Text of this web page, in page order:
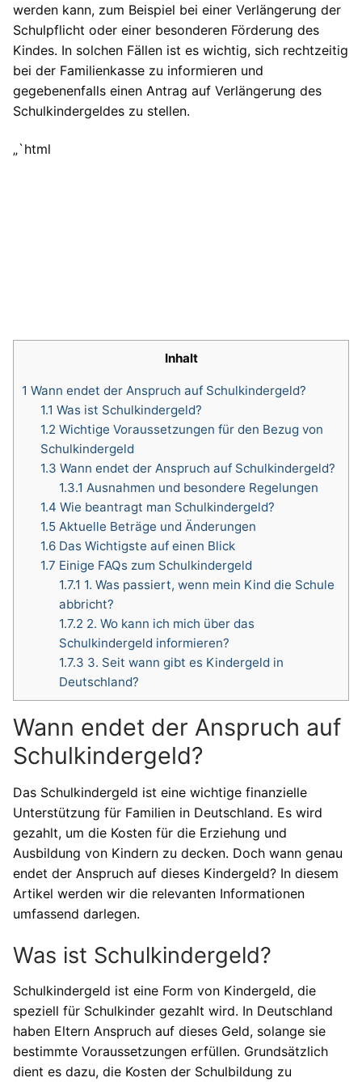
werden kann, zum Beispiel bei einer Verlängerung der
Schulpflicht oder einer besonderen Förderung des
Kindes. In solchen Fällen ist es wichtig, sich rechtzeitig
bei der Familienkasse zu informieren und
gegebenenfalls einen Antrag auf Verlängerung des
Schulkindergeldes zu stellen.
„`html
Inhalt
1 Wann endet der Anspruch auf Schulkindergeld?
1.1 Was ist Schulkindergeld?
1.2 Wichtige Voraussetzungen für den Bezug von
Schulkindergeld
1.3 Wann endet der Anspruch auf Schulkindergeld?
1.3.1 Ausnahmen und besondere Regelungen
1.4 Wie beantragt man Schulkindergeld?
1.5Aktuelle Beträge und Änderungen
1.6Das Wichtigste auf einen Blick
1.7 Einige FAQs zum Schulkindergeld
1.7.1 1. Was passiert, wenn mein Kind die Schule
abbricht?
1.7.2 2. Wo kann ich mich über das
Schulkindergeld informieren?
1.7.3 3. Seit wann gibt es Kindergeld in
Deutschland?
Wann endet der Anspruch auf
Schulkindergeld?
Das Schulkindergeld ist eine wichtige finanzielle
Unterstützung für Familien in Deutschland. Es wird
gezahlt, um die Kosten für die Erziehung und
Ausbildung von Kindern zu decken. Doch wann genau
endet der Anspruch auf dieses Kindergeld? In diesem
Artikel werden wir die relevanten Informationen
umfassend darlegen.
Was ist Schulkindergeld?
Schulkindergeld ist eine Form von Kindergeld, die
speziell für Schulkinder gezahlt wird. In Deutschland
haben Eltern Anspruch auf dieses Geld, solange sie
bestimmte Voraussetzungen erfüllen. Grundsätzlich
dient es dazu, die Kosten der Schulbildung zu